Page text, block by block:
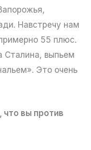
Навстречу нам
55 плюс.
Сталина, выпьем
Это очень
что вы против